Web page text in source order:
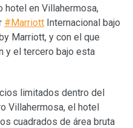
hotel en Villahermosa,
#Marriott Internacional bajo
Marriott, y con el que
y el tercero bajo esta
limitados dentro del
Villahermosa, el hotel
cuadrados de área bruta